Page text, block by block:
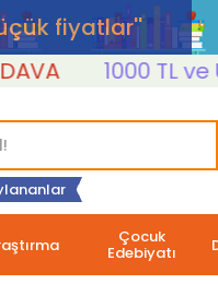
küçük fiyatlar''
1000 TL ve
Çocuk
Edebiyatı